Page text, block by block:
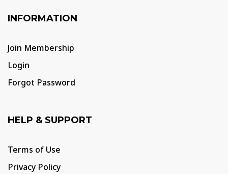
INFORMATION
Join Membership
Login
Forgot Password
HELP & SUPPORT
Terms of Use
Privacy Policy